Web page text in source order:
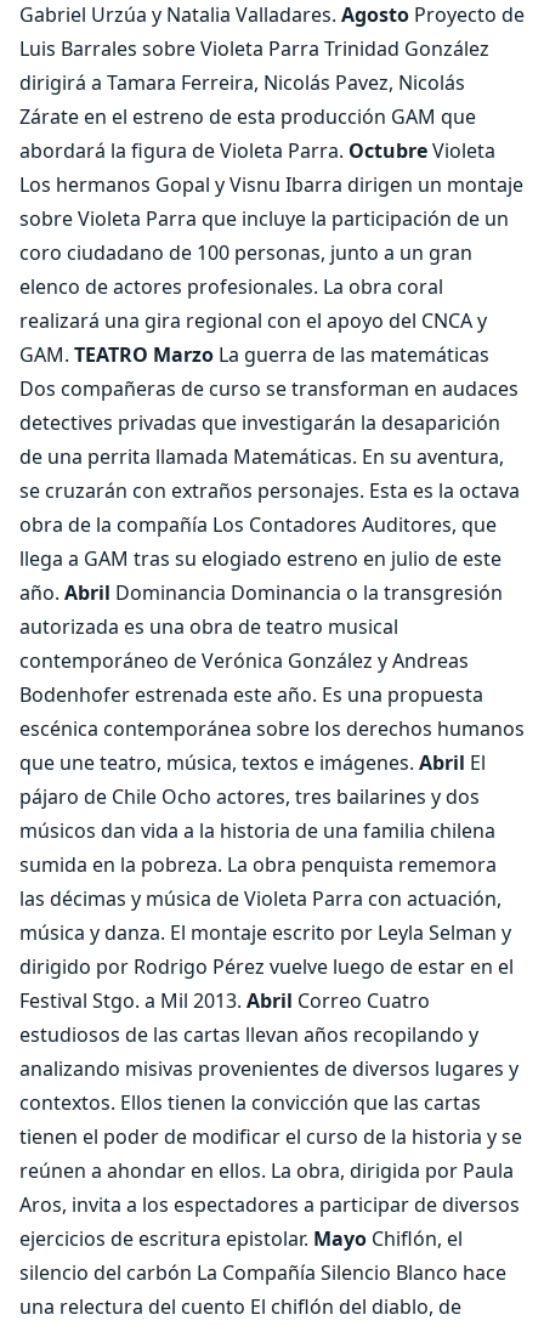
Gabriel Urzúa y Natalia Valladares. Agosto Proyecto de
Luis Barrales sobre Violeta Parra Trinidad González
dirigirá a Tamara Ferreira, Nicolás Pavez, Nicolás
Zárate en el estreno de esta producción GAM que
abordará la figura de Violeta Parra. OctubreVioleta
Los hermanos Gopal y Visnu Ibarra dirigen un montaje
sobre Violeta Parra que incluye la participación de un
coro ciudadano de 100 personas, junto a un gran
elenco de actores profesionales. La obra coral
realizará una gira regional con el apoyo del CNCA y
GAM. TEATRO Marzo La guerra de las matemáticas
Dos compañeras de curso se transforman en audaces
detectives privadas que investigarán la desaparición
de una perrita llamada Matemáticas. En su aventura,
se cruzarán con extraños personajes. Esta es la octava
obra de la compañía Los Contadores Auditores, que
llega a GAM tras su elogiado estreno en julio de este
año. Abril Dominancia Dominancia o la transgresión
autorizada es una obra de teatro musical
contemporáneo de Verónica González y Andreas
Bodenhofer estrenada este año. Es una propuesta
escénica contemporánea sobre los derechos humanos
que une teatro, música, textos e imágenes. Abril El
pájaro de Chile Ocho actores, tres bailarines y dos
músicos dan vida a la historia de una familia chilena
sumida en la pobreza. La obra penquista rememora
las décimas y música de Violeta Parra con actuación,
música y danza. El montaje escrito por Leyla Selman y
dirigido por Rodrigo Pérez vuelve luego de estar en el
Festival Stgo. a Mil 2013. Abril Correo Cuatro
estudiosos de las cartas llevan años recopilando y
analizando misivas provenientes de diversos lugares y
contextos. Ellos tienen la convicción que las cartas
tienen el poder de modificar el curso de la historia y se
reúnen a ahondar en ellos. La obra, dirigida por Paula
Aros, invita a los espectadores a participar de diversos
ejercicios de escritura epistolar. Mayo Chiflón, el
silencio del carbón La Compañía Silencio Blanco hace
una relectura del cuento El chiflón del diablo, de